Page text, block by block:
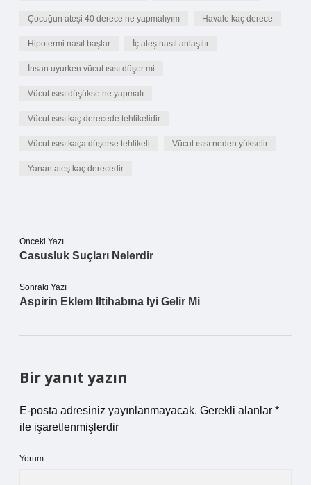
Çocuğun ateşi 40 derece ne yapmalıyım Havale kaç derece
Hipotermi nasıl başlar İç ateş nasıl anlaşılır
İnsan uyurken vücut ısısı düşer mi
Vücut ısısı düşükse ne yapmalı
Vücut ısısı kaç derecede tehlikelidir
Vücut ısısı kaça düşerse tehlikeli Vücut ısısı neden yükselir
Yanan ateş kaç derecedir
Önceki Yazı
Casusluk Suçları Nelerdir
Sonraki Yazı
Aspirin Eklem Iltihabına Iyi Gelir Mi
Bir yanıt yazın
E-posta adresiniz yayınlanmayacak. Gerekli alanlar *
ile işaretlenmişlerdir
Yorum